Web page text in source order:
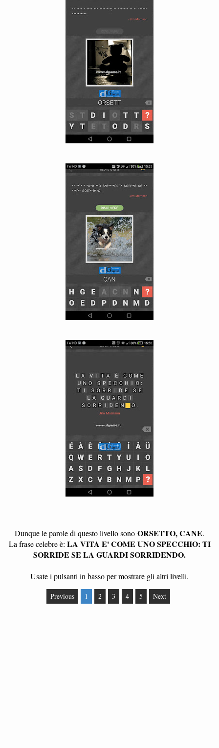
Dunque le parole di questo livello sono ORSETTO, CANE.
La frase celebre è: LA VITA E' COME UNO SPECCHIO: TI
SORRIDE SE LA GUARDI SORRIDENDO.
Usate i pulsanti in basso per mostrare gli altri livelli.
Previous 1 2 3 4 5 Next